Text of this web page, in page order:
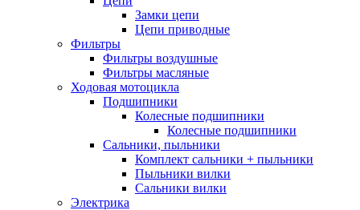
Замки цепи
Цепи приводные
Фильтры
Фильтры воздушные
Фильтры масляные
Ходовая мотоцикла
Подшипники
Колесные подшипники
Колесные подшипники
Сальники, пыльники
Комплект сальники + пыльники
Пыльники вилки
Сальники вилки
Электрика